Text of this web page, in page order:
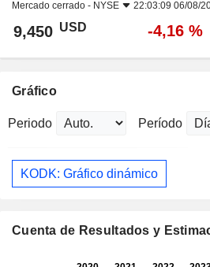
Mercado cerrado - NYSE 22:03:09 06/08/
9,450 USD -4,16 %
Gráfico
Periodo Período
KODK: Gráfico dinámico
Cuenta de Resultados y